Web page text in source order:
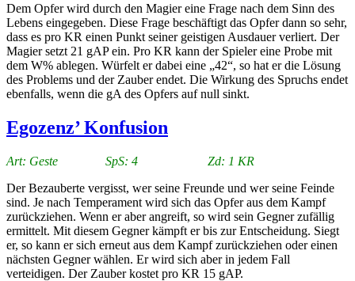
Dem Opfer wird durch den Magier eine Frage nach dem Sinn des
Lebens eingegeben. Diese Frage beschäftigt das Opfer dann so sehr,
dass es pro KR einen Punkt seiner geistigen Ausdauer verliert. Der
Magier setzt 21 gAP ein. Pro KR kann der Spieler eine Probe mit
dem W% ablegen. Würfelt er dabei eine „42“, so hat er die Lösung
des Problems und der Zauber endet. Die Wirkung des Spruchs endet
ebenfalls, wenn die gA des Opfers auf null sinkt.
Egozenz’ Konfusion
Art: Geste SpS: 4 Zd: 1 KR
Der Bezauberte vergisst, wer seine Freunde und wer seine Feinde
sind. Je nach Temperament wird sich das Opfer aus dem Kampf
zurückziehen. Wenn er aber angreift, so wird sein Gegner zufällig
ermittelt. Mit diesem Gegner kämpft er bis zur Entscheidung. Siegt
er, so kann er sich erneut aus dem Kampf zurückziehen oder einen
nächsten Gegner wählen. Er wird sich aber in jedem Fall
verteidigen. Der Zauber kostet pro KR 15 gAP.